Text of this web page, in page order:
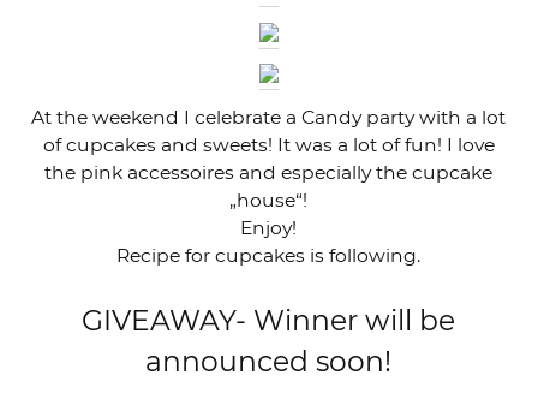
At the weekend I celebrate a Candy party with a lot
of cupcakes and sweets! It was a lot of fun! I love
the pink accessoires and especially the cupcake
„house“!
Enjoy!
Recipe for cupcakes is following.
GIVEAWAY- Winner will be
announced soon!